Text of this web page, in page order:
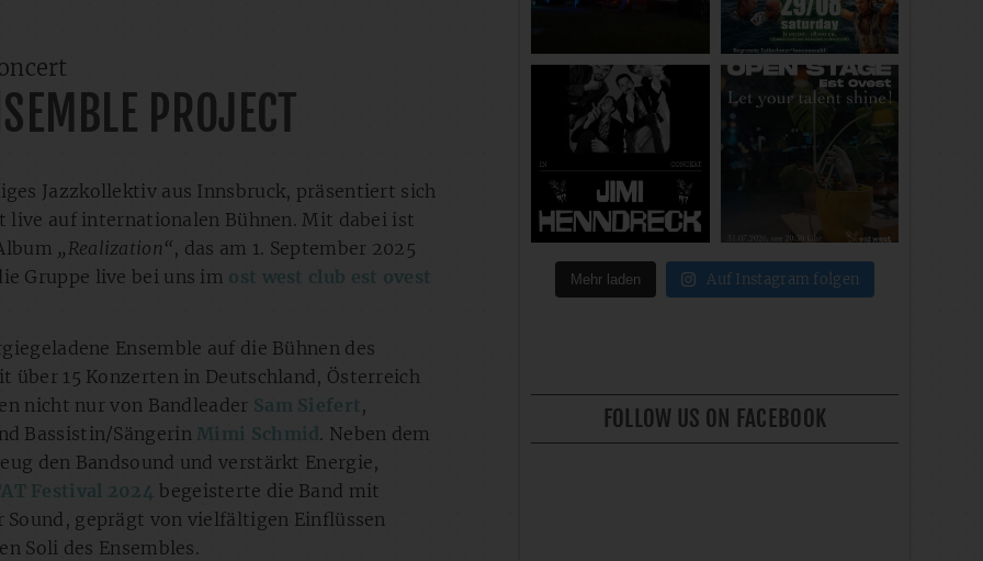
PROJECT
Jazzkollektiv aus Innsbruck, präsentiert sich
live auf internationalen Bühnen. Mit dabei ist
„Realization“, das am 1. September 2025
Gruppe live bei uns im ost west club est ovest
Ensemble auf die Bühnen des
über 15 Konzerten in Deutschland, Österreich
nicht nur von Bandleader Sam Siefert,
Bassistin/SängerinMimi Schmid . Neben dem
den Bandsound und verstärkt Energie,
Festival 2024 begeisterte die Band mit
geprägt von vielfältigen Einflüssen
Soli des Ensembles.
Mehr laden Auf Instagram folgen
FOLLOW US ON FACEBOOK